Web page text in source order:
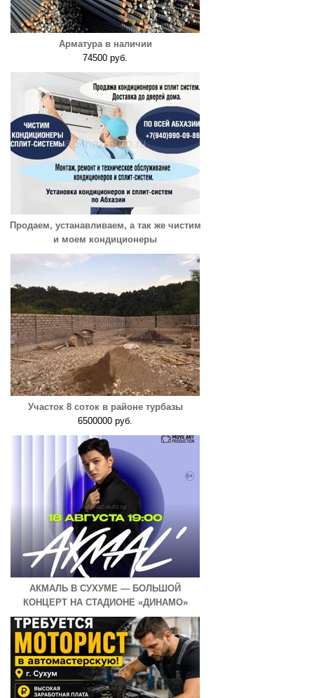
Арматура в наличии
74500 руб.
Продаем, устанавливаем, а так же чистим
и моем кондиционеры
Участок 8 соток в районе турбазы
6500000 руб.
АКМАЛЬ В СУХУМЕ — БОЛЬШОЙ
КОНЦЕРТ НА СТАДИОНЕ «ДИНАМО»